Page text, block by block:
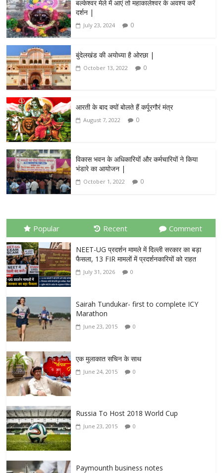
बल्केश्वर मेले में आएं तो महाकालेश्वर के अवश्य करें
दर्शन |
July 23, 2024 0
बुंदेलखंड की अयोध्या है ओरछा |
October 13, 2022 0
आरती के बाद क्यों बोलते हैं कर्पूरगौरं मंत्र
August 7, 2022 0
विकास भवन के अधिकारियों और कर्मचारियों ने किया
भंडारे का आयोजन |
October 1, 2022 0
Popular Recent Comment
NEET-UG प्रदर्शन मामले में दिल्ली सरकार का बड़ा
फैसला, 13 FIR मामलों में प्रदर्शनकारियों को राहत
July 31, 2026 0
Sairah Tundukar- first to complete ICY
Marathon
June 23, 2015 0
एक मुलाकात सचिन के साथ
June 24, 2015 0
Russia To Host 2018 World Cup
June 23, 2015 0
Paymounth business notes